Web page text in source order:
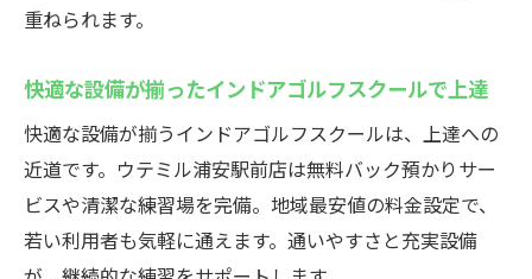
重ねられます。
快適な設備が揃ったインドアゴルフスクールで上達
快適な設備が揃うインドアゴルフスクールは、上達への
近道です。ウテミル浦安駅前店は無料バック預かりサー
ビスや清潔な練習場を完備。地域最安値の料金設定で、
若い利用者も気軽に通えます。通いやすさと充実設備